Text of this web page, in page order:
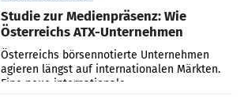
Studie zur Medienpräsenz: Wie
Österreichs ATX-Unternehmen
international wahrgenommen
werden
Österreichs börsennotierte Unternehmen
agieren längst auf internationalen Märkten.
Eine neue internationale
Medienresonanzanalyse untersucht die